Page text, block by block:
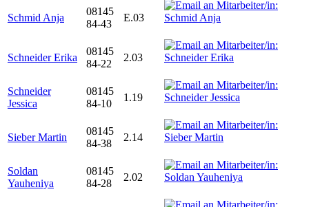
Schmid Anja
08145
84-43
E.03
Schneider Erika
08145
84-22
2.03
Schneider
Jessica
08145
84-10
1.19
Sieber Martin
08145
84-38
2.14
Soldan
Yauheniya
08145
84-28
2.02